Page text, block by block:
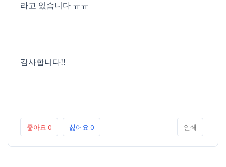
라고 있습니다 ㅠㅠ
감사합니다!!
좋아요 0 싫어요 0 인쇄